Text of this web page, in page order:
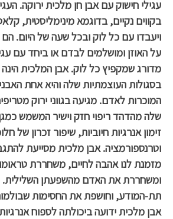
עגילי חישוק עם אבן חן מלכית ירוקה.
בקווים נקיים, בדוגמא מינימליסטית,
ויעבדו עם כל לוק ובכל שעה של היום. הם
על האוזן ומושלמים לבדם או ביחד עם
מדורג שמקפיץ כל לוק. אבן המלכית הינה
בסגולות העוצמתיות שלה והיא אחת
המוכרות לאדם. מגיעה בגווני ירוק
שלה מהדהד ריפוי חזק וישיר המשמש
זימון אנרגיות חיוביות, שיפור זכרון של
וטרנספורמציה. אבן מלכית מסייעת
מזמנת לנו אהבה לחיים, משחררת
ומשחררת את האדם מהשפעתן
תת-המודע, וחושפת את החסימות
אבן מלכית ידועה ביכולתה לספוח